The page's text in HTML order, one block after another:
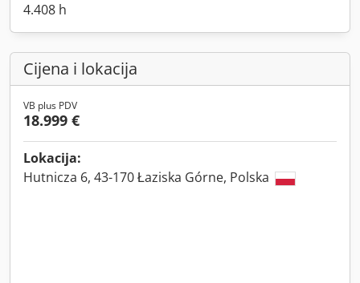
4.408 h
Cijena i lokacija
VB plus PDV
18.999 €
Lokacija:
Hutnicza 6, 43-170 Łaziska Górne, Polska